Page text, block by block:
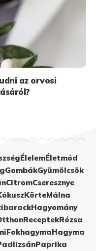
az orvosi
ÉlelemÉletmód
GombákGyümölcsök
CitromCseresznye
KörteMálna
Hagyomány
ReceptekRózsa
FokhagymaHagyma
Paprika